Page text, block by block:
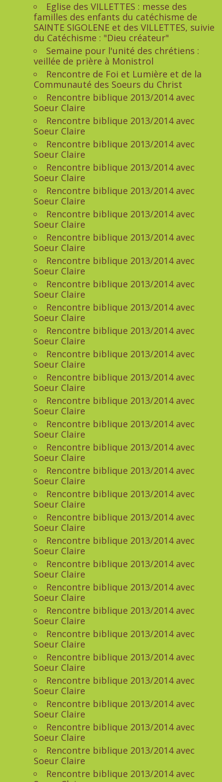
Eglise des VILLETTES : messe des
familles des enfants du catéchisme de
SAINTE SIGOLENE et des VILLETTES, suivie
du Catéchisme : "Dieu créateur"
Semaine pour l'unité des chrétiens :
veillée de prière à Monistrol
Rencontre de Foi et Lumière et de la
Communauté des Soeurs du Christ
Rencontre biblique 2013/2014 avec
Soeur Claire
Rencontre biblique 2013/2014 avec
Soeur Claire
Rencontre biblique 2013/2014 avec
Soeur Claire
Rencontre biblique 2013/2014 avec
Soeur Claire
Rencontre biblique 2013/2014 avec
Soeur Claire
Rencontre biblique 2013/2014 avec
Soeur Claire
Rencontre biblique 2013/2014 avec
Soeur Claire
Rencontre biblique 2013/2014 avec
Soeur Claire
Rencontre biblique 2013/2014 avec
Soeur Claire
Rencontre biblique 2013/2014 avec
Soeur Claire
Rencontre biblique 2013/2014 avec
Soeur Claire
Rencontre biblique 2013/2014 avec
Soeur Claire
Rencontre biblique 2013/2014 avec
Soeur Claire
Rencontre biblique 2013/2014 avec
Soeur Claire
Rencontre biblique 2013/2014 avec
Soeur Claire
Rencontre biblique 2013/2014 avec
Soeur Claire
Rencontre biblique 2013/2014 avec
Soeur Claire
Rencontre biblique 2013/2014 avec
Soeur Claire
Rencontre biblique 2013/2014 avec
Soeur Claire
Rencontre biblique 2013/2014 avec
Soeur Claire
Rencontre biblique 2013/2014 avec
Soeur Claire
Rencontre biblique 2013/2014 avec
Soeur Claire
Rencontre biblique 2013/2014 avec
Soeur Claire
Rencontre biblique 2013/2014 avec
Soeur Claire
Rencontre biblique 2013/2014 avec
Soeur Claire
Rencontre biblique 2013/2014 avec
Soeur Claire
Rencontre biblique 2013/2014 avec
Soeur Claire
Rencontre biblique 2013/2014 avec
Soeur Claire
Rencontre biblique 2013/2014 avec
Soeur Claire
Rencontre biblique 2013/2014 avec